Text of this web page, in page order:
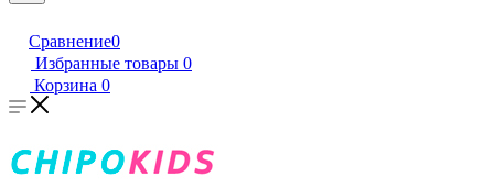
Сравнение0
Избранные товары 0
Корзина 0